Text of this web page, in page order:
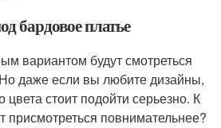
бардовое платье
вариантом будут смотреться
даже если вы любите дизайны,
цвета стоит подойти серьезно. К
присмотреться повнимательнее?